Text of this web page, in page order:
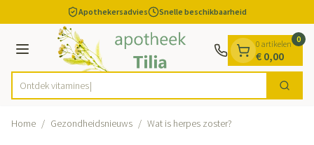
Ga naar de inhoudApothekersadvies Snelle beschikbaarheid
Menu
Product, merk, categorie...
Ontdek v Zoek
0 artikelen
€ 0,00
0
Home / Gezondheidsnieuws / Wat is herpes zoster?